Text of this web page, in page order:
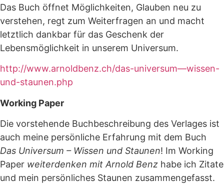
Das Buch öffnet Möglichkeiten, Glauben neu zu
verstehen, regt zum Weiterfragen an und macht
letztlich dankbar für das Geschenk der
Lebensmöglichkeit in unserem Universum.
http://www.arnoldbenz.ch/das-universum—wissen-
und-staunen.php
Working Paper
Die vorstehende Buchbeschreibung des Verlages ist
auch meine persönliche Erfahrung mit dem Buch
Das Universum – Wissen und Staunen! Im Working
Paper weiterdenken mit Arnold Benz habe ich Zitate
und mein persönliches Staunen zusammengefasst.